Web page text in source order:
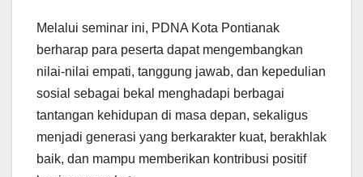
Melalui seminar ini, PDNA Kota Pontianak
berharap para peserta dapat mengembangkan
nilai-nilai empati, tanggung jawab, dan kepedulian
sosial sebagai bekal menghadapi berbagai
tantangan kehidupan di masa depan, sekaligus
menjadi generasi yang berkarakter kuat, berakhlak
baik, dan mampu memberikan kontribusi positif